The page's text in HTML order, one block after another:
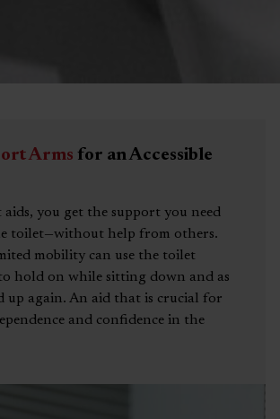
Arms for an Accessible
you get the support you need
toilet—without help from others.
mobility can use the toilet
hold on while sitting down and as
up again. An aid that is crucial for
and confidence in the